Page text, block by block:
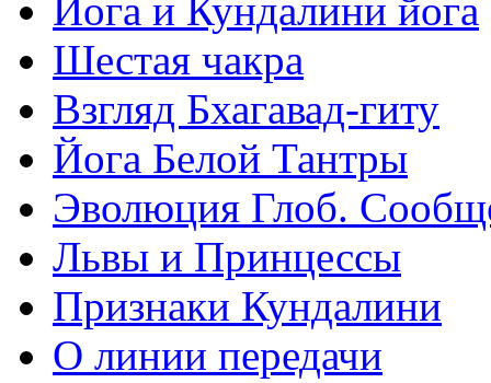
Йога и Кундалини йога
Шестая чакра
Взгляд Бхагавад-гиту
Йога Белой Тантры
Эволюция Глоб.
Львы и Принцессы
Признаки Кундалини
О линии передачи